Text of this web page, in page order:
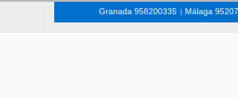
Granada 958200335 | Málaga